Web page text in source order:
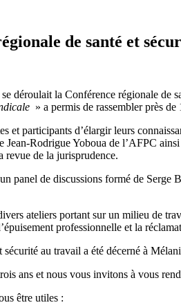
de santé et
déroulait la Conférence régionale
» a permis de rassembler près
et participants d’élargir leurs
Jean-Rodrigue Yoboua de l’AFPC
revue de la jurisprudence.
panel de discussions formé de
ateliers portant sur un milieu de
professionnelle et la
au travail a été décerné à
ans et nous vous invitons à vous
être utiles :